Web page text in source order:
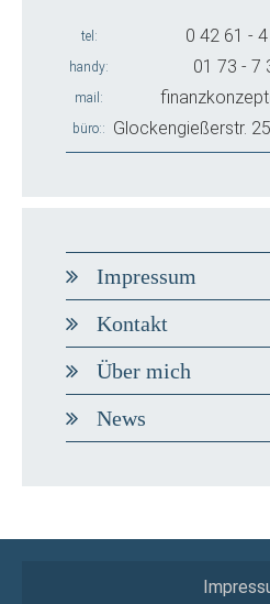
tel 0 42 61 -
handy 01 73 - 7
mail
büro: Glockengießerstr.
Impressum
Kontakt
Über mich
News